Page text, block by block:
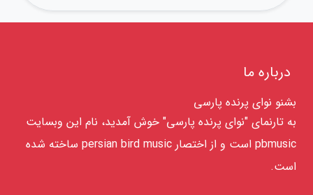
درباره ما
بشنو نوای پرنده پارسی
به تارنمای "نوای پرنده پارسی" خوش آمدید، نام این وبسایت
pbmusic است و از اختصار persian bird music ساخته شده
است.